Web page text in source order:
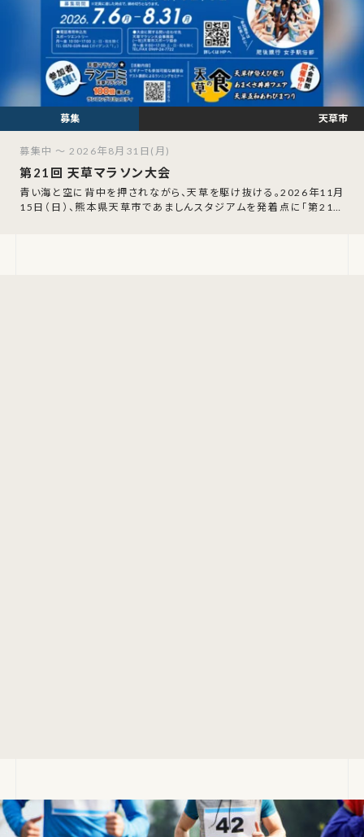
第21回 天草マラソン大会
青い海と空に背中を押されながら、天草を駆け抜ける。2026年11月
15日（日）、熊本県天草市であましんスタジアムを発着点に「第21回
天草市
募集中 ～ 2026年8月31日(月)